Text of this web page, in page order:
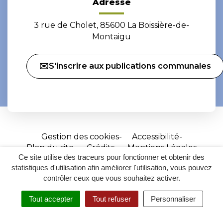
Ce site utilise des traceurs pour fonctionner et obtenir des
statistiques d'utilisation afin améliorer l'utilisation, vous pouvez
contrôler ceux que vous souhaitez activer.
Tout accepter Tout refuser Personnaliser
RECHERCHER
ACCESSIBILITÉ
Adresse
3 rue de Cholet, 85600 La Boissière-de-
Montaigu
✉️S'inscrire aux publications communales
Gestion des cookies
Accessibilité
Plan du site
Crédits
Mentions Légales
Site
réalisé
par
Inovagora